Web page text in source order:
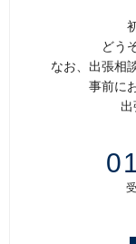
どう
なお、出張相
事前に
出